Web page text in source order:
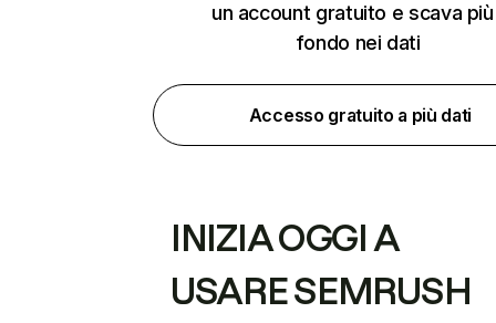
un account gratuito e scava
fondo nei dati
Accesso gratuito a più dati
INIZIA OGGI A
USARE SEMRUSH